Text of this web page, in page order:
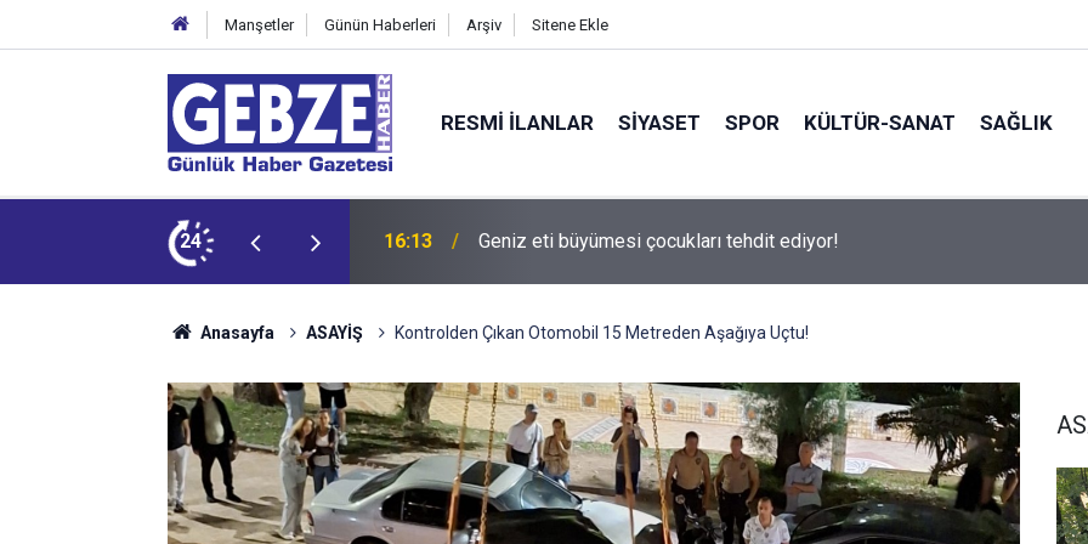
Manşetler Günün Haberleri Arşiv Sitene Ekle
RESMI İLANLAR SİYASET SPOR KÜLTÜR-SANAT SAĞLIK
24 15:27 Bilişim 500 Araştırması’nın sonuçları açıklandı
Anasayfa ASAYİŞ Kontrolden Çıkan Otomobil 15 Metreden Aşağıya Uçtu!